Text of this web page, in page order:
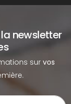
newsletter
sur vos